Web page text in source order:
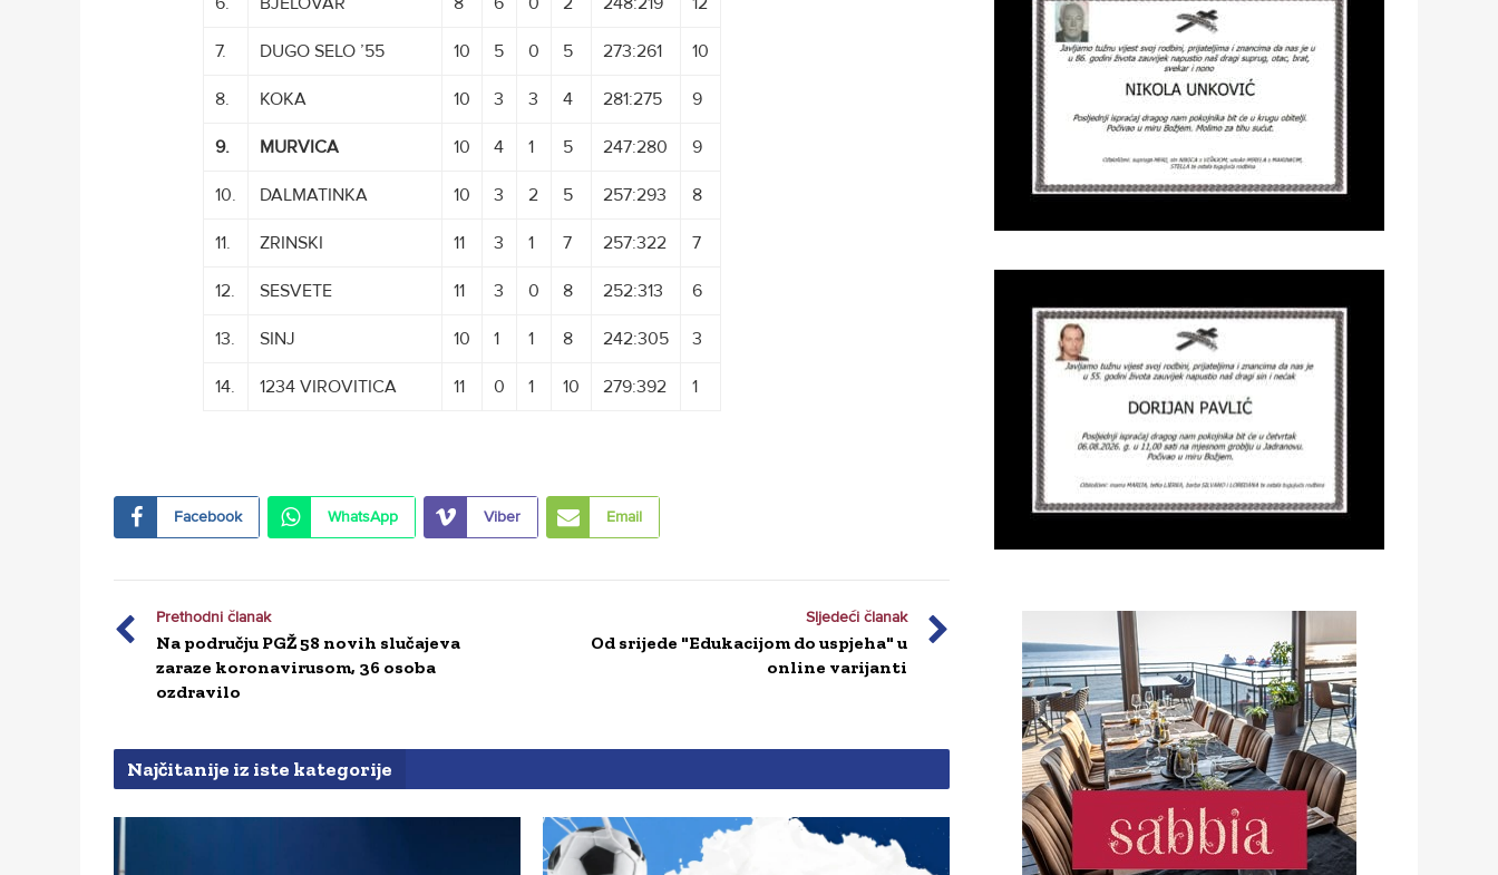
7. DUGO SELO ’55 10 5 0 5 273:261 10
8. KOKA 10 3 3 4 281:275 9
9. MURVICA 10 4 1 5 247:280 9
10. DALMATINKA 10 3 2 5 257:293 8
11. ZRINSKI 11 3 1 7 257:322 7
12. SESVETE 11 3 0 8 252:313 6
13. SINJ 10 1 1 8 242:305 3
14. 1234 VIROVITICA 11 0 1 10 279:392 1
Facebook WhatsApp Viber Email
Prethodni članak
Na području PGŽ 58 novih slučajeva
zaraze koronavirusom, 36 osoba
ozdravilo
Sljedeći članak
Od srijede "Edukacijom do uspjeha" u
online varijanti
Najčitanije iz iste kategorije